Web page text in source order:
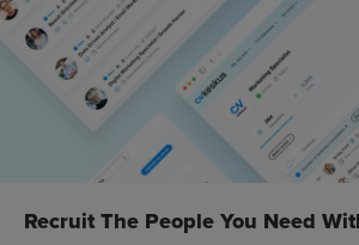
Recruit The People You Need